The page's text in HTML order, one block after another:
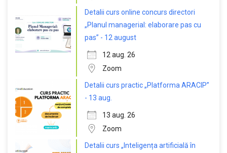
Detalii curs online concurs directori
„Planul managerial: elaborare pas cu
pas” - 12 august
12 aug. 26
Zoom
Detalii curs practic „Platforma ARACIP”
- 13 aug.
13 aug. 26
Zoom
Detalii curs „Inteligența artificială în